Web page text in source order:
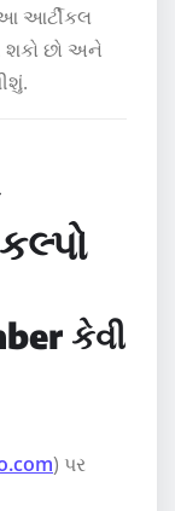
આર્ટીકલ
શકો છો અને
કેવી
) પર